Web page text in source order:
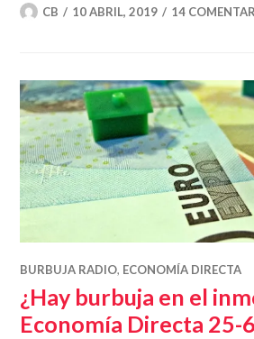
CB 10 ABRIL, 2019 14
BURBUJA RADIO, ECONOMÍA DIRECTA
¿Hay burbuja en el
Economía Directa 25-